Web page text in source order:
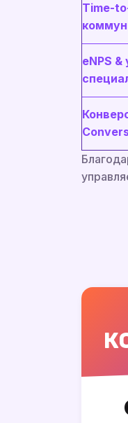
Time-
eNPS